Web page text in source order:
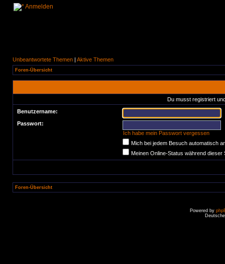
Anmelden
Unbeantwortete Themen | Aktive Themen
Foren-Übersicht
Du musst registriert
Benutzername:
Passwort:
Ich habe mein Passwort vergessen
Mich bei jedem Besuch automatisch
Meinen Online-Status während dieser
Foren-Übersicht
Powered by